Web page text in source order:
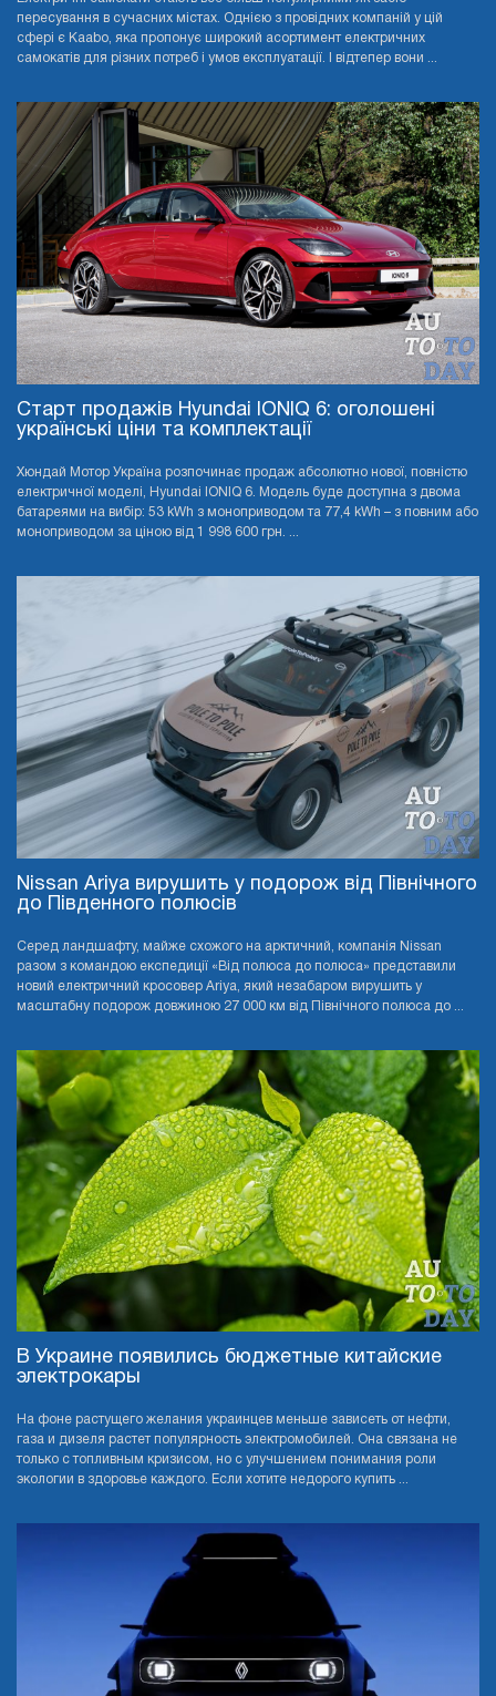
пересування в сучасних містах. Однією з провідних компаній у цій
сфері є Kaabo, яка пропонує широкий асортимент електричних
самокатів для різних потреб і умов експлуатації. І відтепер вони ...
Старт продажів Hyundai IONIQ 6: оголошені
українські ціни та комплектації
Хюндай Мотор Україна розпочинає продаж абсолютно нової, повністю
електричної моделі, Hyundai IONIQ 6. Модель буде доступна з двома
батареями на вибір: 53 kWh з моноприводом та 77,4 kWh – з повним або
моноприводом за ціною від 1 998 600 грн. ...
Nissan Ariya вирушить у подорож від Північного
до Південного полюсів
Серед ландшафту, майже схожого на арктичний, компанія Nissan
разом з командою експедиції «Від полюса до полюса» представили
новий електричний кросовер Ariya, який незабаром вирушить у
масштабну подорож довжиною 27 000 км від Північного полюса до ...
В Украине появились бюджетные китайские
электрокары
На фоне растущего желания украинцев меньше зависеть от нефти,
газа и дизеля растет популярность электромобилей. Она связана не
только с топливным кризисом, но с улучшением понимания роли
экологии в здоровье каждого. Если хотите недорого купить ...